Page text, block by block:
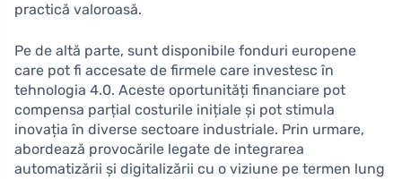
practică valoroasă.
Pe de altă parte, sunt disponibile fonduri europene
care pot fi accesate de firmele care investesc în
tehnologia 4.0. Aceste oportunități financiare pot
compensa parțial costurile inițiale și pot stimula
inovația în diverse sectoare industriale. Prin urmare,
abordează provocările legate de integrarea
automatizării și digitalizării cu o viziune pe termen lung